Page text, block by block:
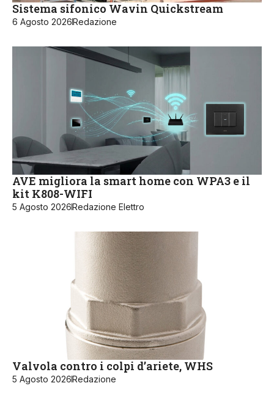
Sistema sifonico Wavin Quickstream
6 Agosto 2026Redazione
AVE migliora la smart home con WPA3 e il
kit K808-WIFI
5 Agosto 2026Redazione Elettro
Valvola contro i colpi d’ariete, WHS
5 Agosto 2026Redazione